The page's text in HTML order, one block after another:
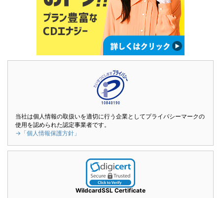
当社は個人情報の取扱いを適切に行う企業としてプライバシーマークの
使用を認められた認定事業者です。
→「個人情報保護方針」
WildcardSSL Certificate